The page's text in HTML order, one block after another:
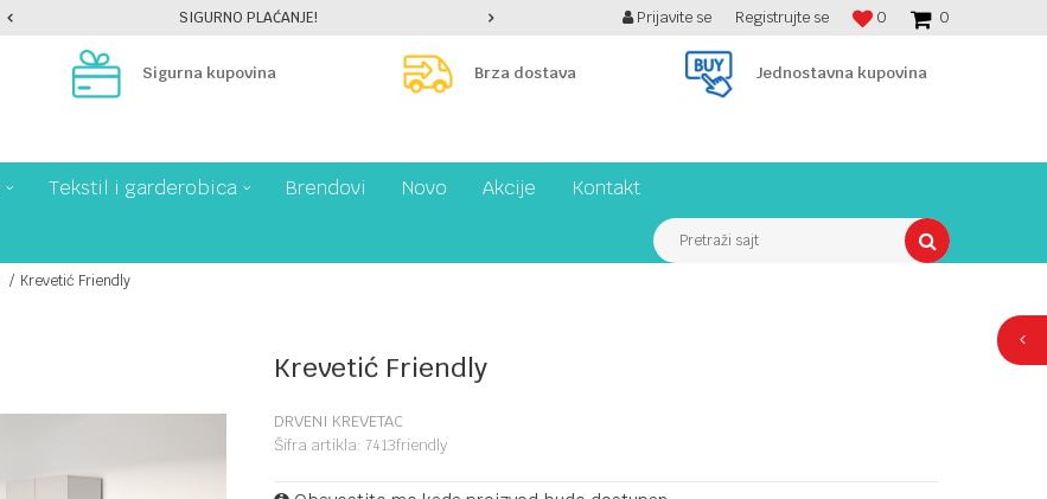
SIGURNO PLAĆANJE! BESPLATNA ISPORUKA PREKO 7900 din! 0
0
Prijavite se Registrujte se
Sigurna kupovina Brza dostava Jednostavna kupovina
Tekstil i garderobica Brendovi Novo Akcije Kontakt
Pretraži sajt
Krevetić Friendly
Krevetić Friendly
DRVENI KREVETAC
Šifra artikla: 7413friendly